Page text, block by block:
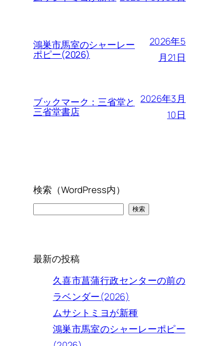
鴻巣市馬室のシャーレー
ポピー(2026)
2026年5
月21日
ブックマーク：三省堂と
三省堂書店
2026年3月
10日
検索（WordPress内）
検索
最新の投稿
久喜市菖蒲行政センターの前の
ラベンダー(2026)
ムサシトミヨが新種
鴻巣市馬室のシャーレーポピー